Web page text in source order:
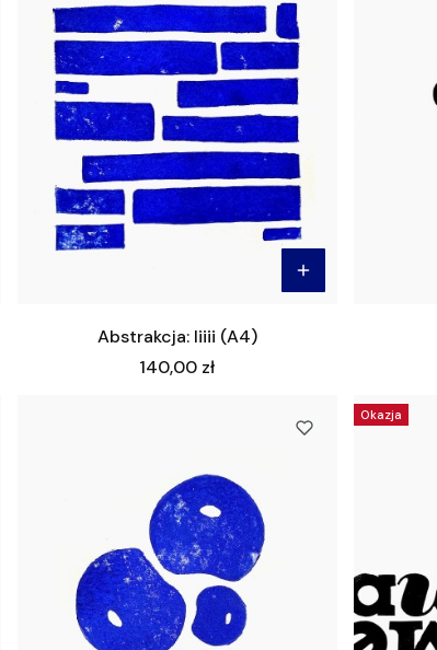
Abstrakcja: Iiiii (A4)
Cena
140,00 zł
Okazja